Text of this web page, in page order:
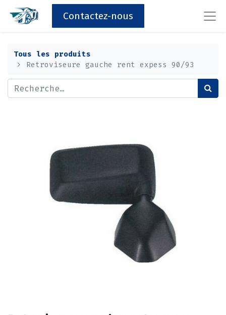
Contactez-nous
Tous les produits
Retroviseure gauche rent expess 90/93